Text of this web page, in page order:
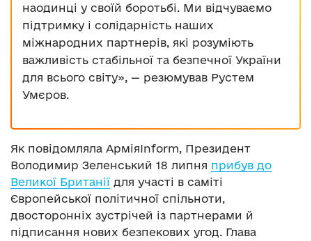
наодинці у своїй боротьбі. Ми відчуваємо
підтримку і солідарність наших
міжнародних партнерів, які розуміють
важливість стабільної та безпечної України
для всього світу», — резюмував Рустем
Умєров.
Як повідомляла АрміяInform, Президент
Володимир Зеленський 18 липня прибув до
Великої Британії для участі в саміті
Європейської політичної спільноти,
двосторонніх зустрічей із партнерами й
підписання нових безпекових угод. Глава